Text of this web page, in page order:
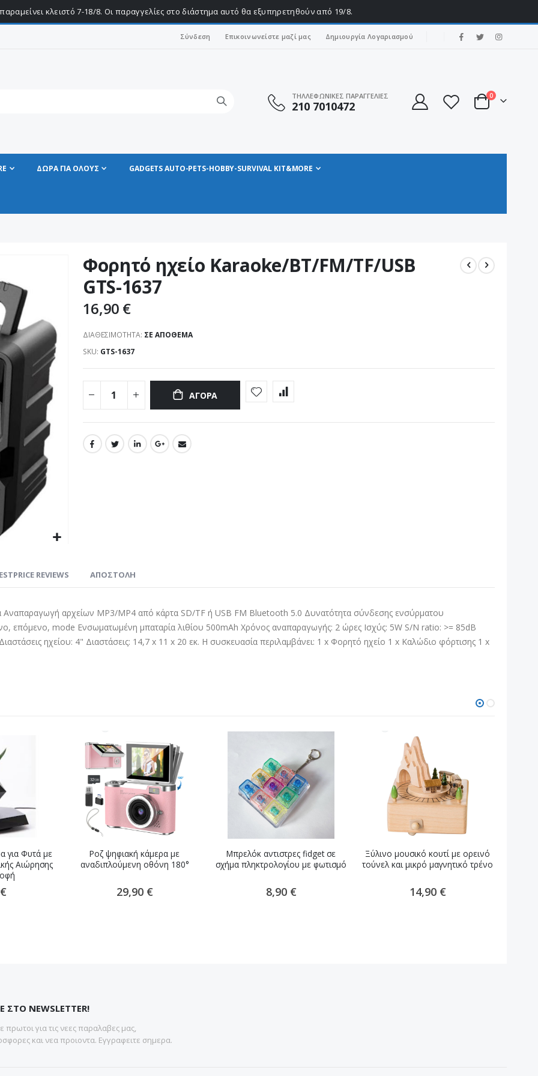
κλειστό 7-18/8. Οι παραγγελίες στο διάστημα αυτό θα εξυπηρετηθούν από 19/8.
Σύνδεση Επικοινωνείστε μαζί μας Δημιουργία Λογαριασμού
ΤΗΛΛΕΦΩΝΙΚΕΣ ΠΑΡΑΓΓΕΛΙΕΣ
210 7010472 Cart
0στοιχεία
ΔΩΡΑ ΓΙΑ ΟΛΟΥΣ GADGETS AUTO-PETS-HOBBY-SURVIVAL KIT&MORE
Φορητό ηχείο Karaoke/BT/FM/TF/USB
GTS-1637
16,90 €
ΔΙΑΘΕΣΙΜΌΤΗΤΑ: ΣΕ ΑΠΌΘΕΜΑ
SKU GTS-1637
ΑΓΟΡΆ
Αναπαραγωγή αρχείων MP3/MP4 από κάρτα SD/TF ή USB FM Bluetooth 5.0 Δυνατότητα σύνδεσης ενσύρματου
mode Ενσωματωμένη μπαταρία λιθίου 500mAh Χρόνος αναπαραγωγής: 2 ώρες Ισχύς: 5W S/N ratio: >= 85dB
ηχείου: 4" Διαστάσεις: 14,7 x 11 x 20 εκ. Η συσκευασία περιλαμβάνει: 1 x Φορητό ηχείο 1 x Καλώδιο φόρτισης 1 x
REVIEWS ΑΠΟΣΤΟΛΗ
για Φυτά με
Αιώρησης
Ροζ ψηφιακή κάμερα με
αναδιπλούμενη οθόνη 180°
29,90 €
Μπρελόκ αντιστρες fidget σε
σχήμα πληκτρολογίου με φωτισμό
8,90 €
Ξύλινο μουσικό κουτί με ορεινό
τούνελ και μικρό μαγνητικό τρένο
14,90 €
ΣΤΟ NEWSLETTER!
πρωτοι για τις νεες παραλαβες μας,
και νεα προιοντα. Εγγραφειτε σημερα.